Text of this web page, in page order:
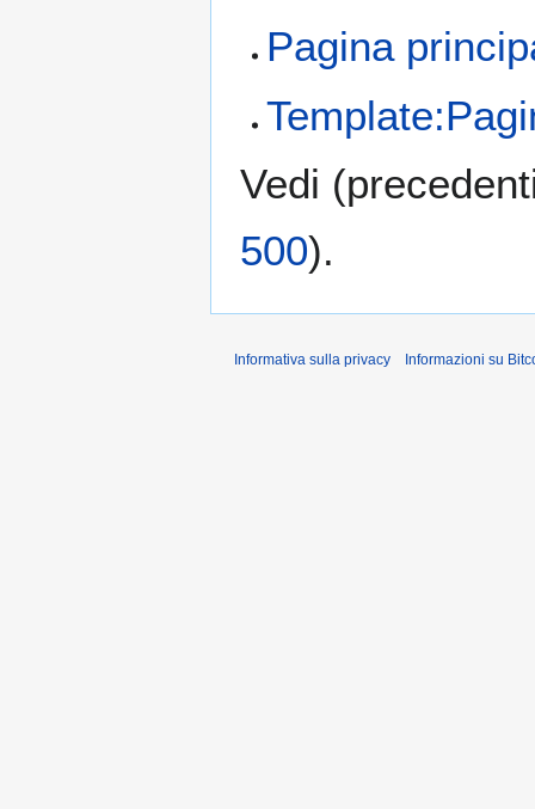
Pagina
Vedi (
500).
Informativa sulla privacy Informazioni su